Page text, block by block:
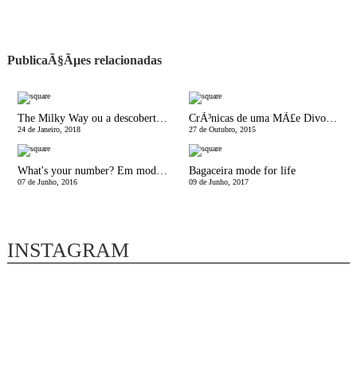
PublicaÃ§Ãµes relacionadas
The Milky Way ou a descoberta da amamentaÃ§Ã£o
24 de Janeiro, 2018
CrÃ³nicas de uma MÃ£e Divorciada | Chegou o horÃ¡rio de Inverno
27 de Outubro, 2015
07 de Junho, 2016
Bagaceira mode for life
09 de Junho, 2017
INSTAGRAM